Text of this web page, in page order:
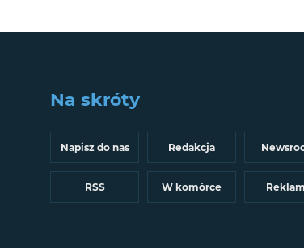
Na skróty
Napisz do nas Redakcja
RSS W komórce